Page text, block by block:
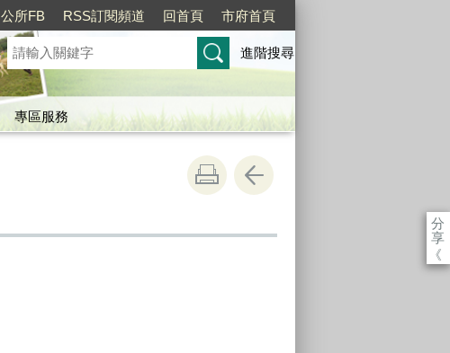
公所FB RSS訂閱頻道 回首頁 市府首頁
進階搜尋
專區服務
分
享
《